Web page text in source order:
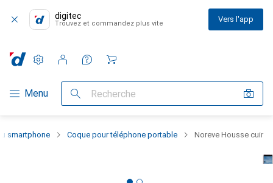
digitec
Trouvez et commandez plus vite Vers l'app
Navigation par catégorie
Menu Recherche
Paramètres
Compte client
Listes de comparaison
Listes d'envies
Panier
smartphone Coque pour téléphone portable Noreve Housse cuir